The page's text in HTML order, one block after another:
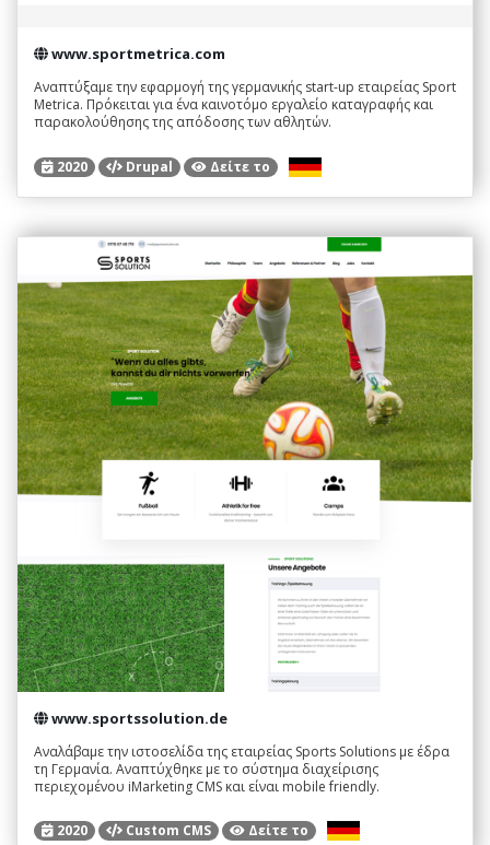
www.sportmetrica.com
Αναπτύξαμε την εφαρμογή της γερμανικής start-up εταιρείας Sport
Metrica. Πρόκειται για ένα καινοτόμο εργαλείο καταγραφής και
παρακολούθησης της απόδοσης των αθλητών.
2020 Drupal Δείτε το
www.sportssolution.de
Αναλάβαμε την ιστοσελίδα της εταιρείας Sports Solutions με έδρα
τη Γερμανία. Αναπτύχθηκε με το σύστημα διαχείρισης
περιεχομένου iMarketing CMS και είναι mobile friendly.
2020 Custom CMS Δείτε το